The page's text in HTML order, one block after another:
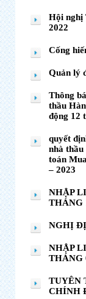
Hội nghị
2022
Cống
Quản lý
Thông
thầu
động 12
quyết
nhà
toán
– 2023
NHẬP
THÁNG
NGHỊ
NHẬP
THÁNG
TUYÊN
CHÍNH